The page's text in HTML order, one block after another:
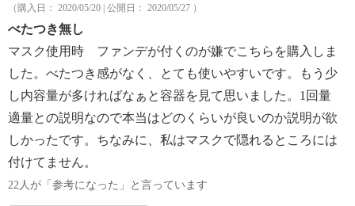
（購入日： 2020/05/20 | 公開日： 2020/05/27 ）
べたつき無し
マスク使用時 ファンデが付くのが嫌でこちらを購入しま
した。べたつき感がなく、とても使いやすいです。もう少
し内容量が多ければなぁと容器を見て思いました。1回量
適量との説明なので本当はどのくらいが良いのか説明が欲
しかったです。ちなみに、私はマスクで隠れるところには
付けてません。
22人が「参考になった」と言っています